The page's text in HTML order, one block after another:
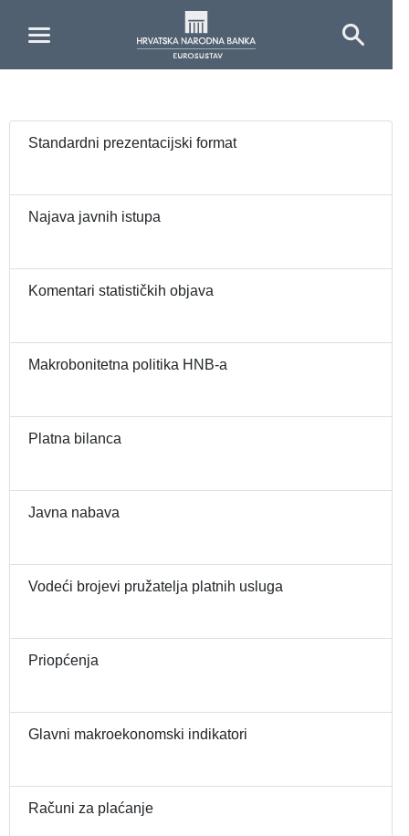
Standardni prezentacijski format
Najava javnih istupa
Komentari statističkih objava
Makrobonitetna politika HNB-a
Platna bilanca
Javna nabava
Vodeći brojevi pružatelja platnih usluga
Priopćenja
Glavni makroekonomski indikatori
Računi za plaćanje